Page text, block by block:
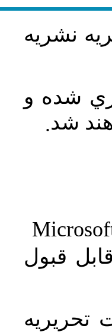
نشريه
شده و
شد.
قبول
تحریریه